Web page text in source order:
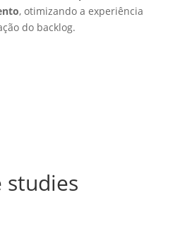
, otimizando a experiência
do backlog.
studies